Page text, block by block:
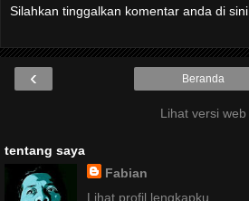
Silahkan tinggalkan komentar anda di sini
‹ Beranda
Lihat versi web
tentang saya
Fabian
Lihat profil lengkapku